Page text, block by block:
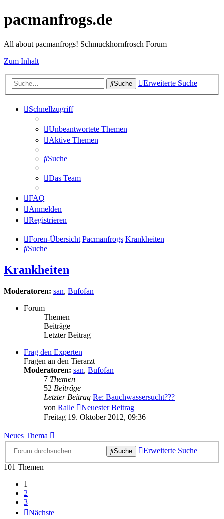
pacmanfrogs.de
All about pacmanfrogs! Schmuckhornfrosch Forum
Zum Inhalt
Suche Erweiterte Suche
Schnellzugriff
Unbeantwortete Themen
Aktive Themen
Suche
Das Team
FAQ
Anmelden
Registrieren
Foren-Übersicht Pacmanfrogs Krankheiten
Suche
Krankheiten
Moderatoren: san, Bufofan
Forum
Themen
Beiträge
Letzter Beitrag
Frag den Experten
Fragen an den Tierarzt
Moderatoren: san, Bufofan
7 Themen
52 Beiträge
Letzter Beitrag Re: Bauchwassersucht???
von Ralle
Neuester Beitrag
Freitag 19. Oktober 2012, 09:36
Neues Thema
Suche
Erweiterte Suche
101 Themen
1
2
3
Nächste